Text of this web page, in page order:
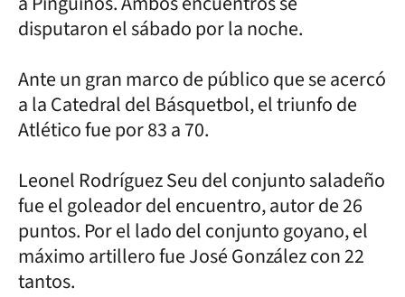
disputaron el sábado por la noche.
Ante un gran marco de público que se acercó
a la Catedral del Básquetbol, el triunfo de
Atlético fue por 83 a 70.
Leonel Rodríguez Seu del conjunto saladeño
fue el goleador del encuentro, autor de 26
puntos. Por el lado del conjunto goyano, el
máximo artillero fue José González con 22
tantos.